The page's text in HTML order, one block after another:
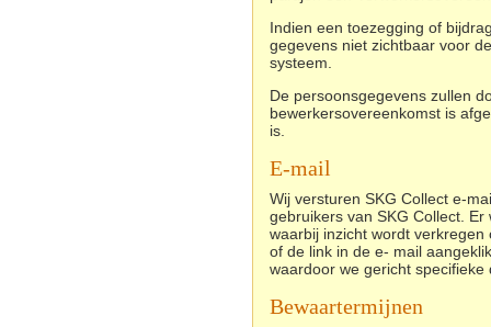
Indien een toezegging of
gegevens niet zichtbaar voor
systeem.
De persoonsgegevens zullen
bewerkersovereenkomst is
is.
E-mail
Wij versturen SKG Collect e-
gebruikers van SKG Collect.
waarbij inzicht wordt
of de link in de e- mail
waardoor we gericht
Bewaartermijnen